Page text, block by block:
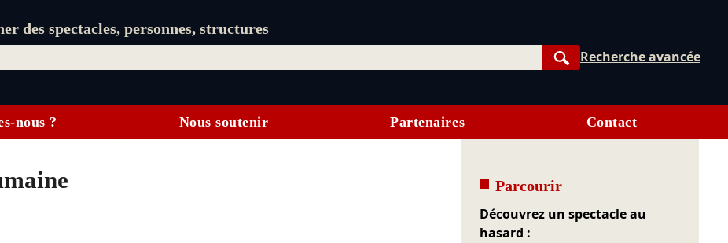
des spectacles, personnes, structures
Rechercher
Recherche avancée
nous ? Nous soutenir Partenaires Contact
Parcourir
Découvrez un spectacle au
hasard :